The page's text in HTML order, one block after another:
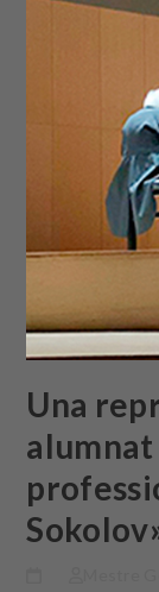
Una
alumnat